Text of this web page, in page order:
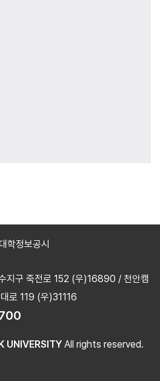
대학정보공시
지구 죽전로 152 (우)16890 / 천안캠
로 119 (우)31116
UNIVERSITY All rights reserved.